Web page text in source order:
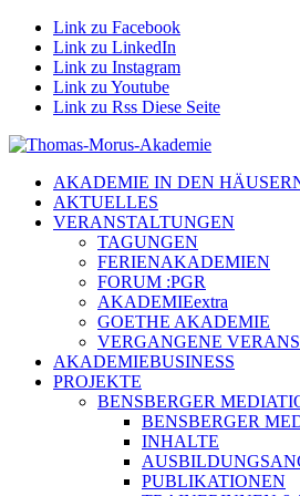
Link zu Facebook
Link zu LinkedIn
Link zu Instagram
Link zu Youtube
Link zu Rss Diese Seite
AKADEMIE IN DEN
AKTUELLES
VERANSTALTUNGEN
TAGUNGEN
FERIENAKADEMIEN
FORUM :PGR
AKADEMIEextra
GOETHE AKADEMIE
VERGANGENE
AKADEMIEBUSINESS
PROJEKTE
BENSBERGER
BENSBERGER
INHALTE
PUBLIKATIONEN